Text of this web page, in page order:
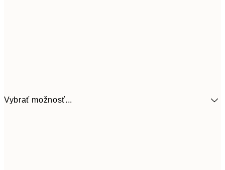
Vybrať možnosť...